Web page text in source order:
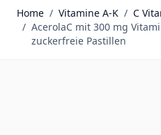
Home / Vitamine A-K / C
/ AcerolaC mit 300 mg
zuckerfreie Pastillen